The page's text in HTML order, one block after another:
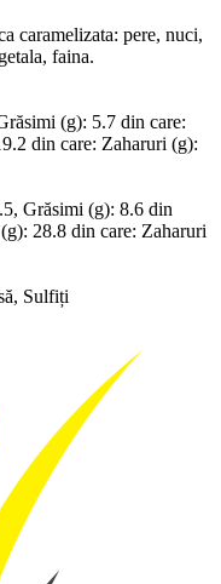
caramelizata: pere, nuci,
faina.
(g): 5.7 din care:
din care: Zaharuri (g):
Grăsimi (g): 8.6 din
28.8 din care: Zaharuri
Sulfiți